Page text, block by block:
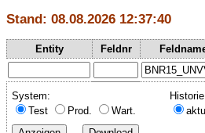
Stand: 08.08.2026 12:37:40
Entity Feldnr
System:
Test
Prod. Wart.